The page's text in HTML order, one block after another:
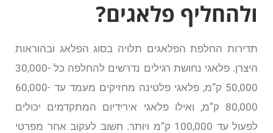
ולהחליף פלאגים?
תדירות החלפת הפלאגים תלויה בסוג הפלאג ובהוראות
היצרן. פלאגי נחושת רגילים נדרשים להחלפה כל 30,000-
50,000 ק”מ, פלאגי פלטינה מחזיקים מעמד עד 60,000-
80,000 ק”מ, ואילו פלאגי אירידיום המתקדמים יכולים
לפעול עד 100,000 ק”מ ויותר. חשוב לעקוב אחר מפרטי